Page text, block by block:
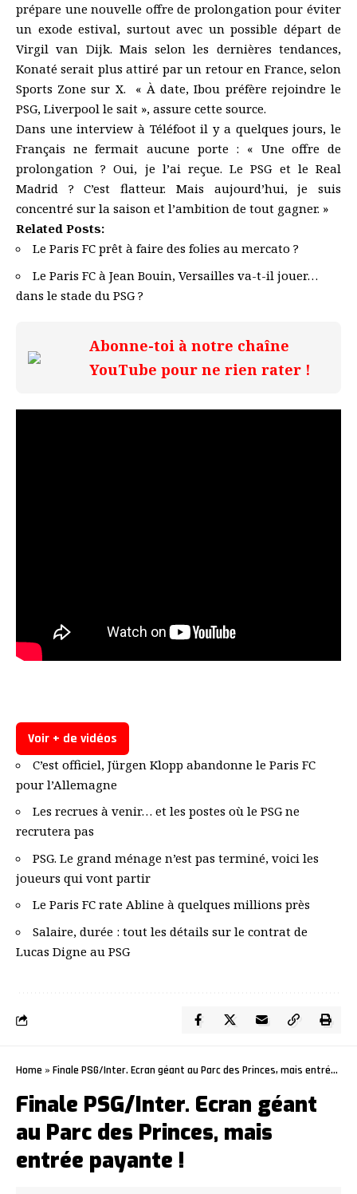
prépare une nouvelle offre de prolongation pour éviter
un exode estival, surtout avec un possible départ de
Virgil van Dijk. Mais selon les dernières tendances,
Konaté serait plus attiré par un retour en France, selon
Sports Zone sur X. « À date, Ibou préfère rejoindre le
PSG, Liverpool le sait », assure cette source.
Dans une interview à Téléfoot il y a quelques jours, le
Français ne fermait aucune porte : « Une offre de
prolongation ? Oui, je l’ai reçue. Le PSG et le Real
Madrid ? C’est flatteur. Mais aujourd’hui, je suis
concentré sur la saison et l’ambition de tout gagner. »
Related Posts:
Le Paris FC prêt à faire des folies au mercato ?
Le Paris FC à Jean Bouin, Versailles va-t-il jouer…
dans le stade du PSG ?
Abonne-toi à notre chaîne
YouTube pour ne rien rater !
Voir + de vidéos
C’est officiel, Jürgen Klopp abandonne le Paris FC
pour l’Allemagne
Les recrues à venir… et les postes où le PSG ne
recrutera pas
PSG. Le grand ménage n’est pas terminé, voici les
joueurs qui vont partir
Le Paris FC rate Abline à quelques millions près
Salaire, durée : tout les détails sur le contrat de
Lucas Digne au PSG
Home » Finale PSG/Inter. Ecran géant au Parc des Princes, mais entrée payante !
Finale PSG/Inter. Ecran géant
au Parc des Princes, mais
entrée payante !